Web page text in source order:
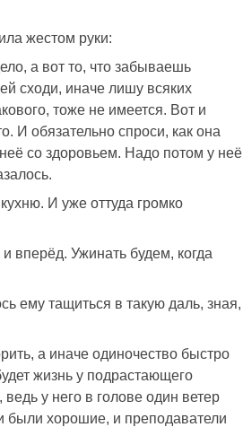
жестом руки:
а вот то, что забываешь
сходи, иначе лишу всяких
тоже не имеется. Вот и
И обязательно спроси, как она
со здоровьем. Надо потом у неё
И уже оттуда громко
вперёд. Ужинать будем, когда
ему тащиться в такую даль, зная,
а иначе одиночество быстро
жизнь у подрастающего
у него в голове один ветер
были хорошие, и преподаватели